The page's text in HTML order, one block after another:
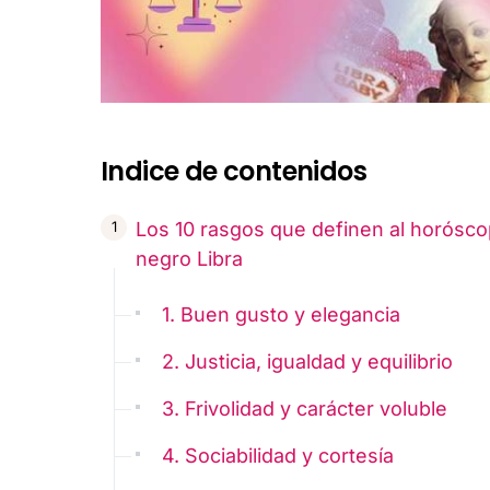
Indice de contenidos
Los 10 rasgos que definen al
negro Libra
1. Buen gusto y elegancia
2. Justicia, igualdad y equilibrio
3. Frivolidad y carácter voluble
4. Sociabilidad y cortesía